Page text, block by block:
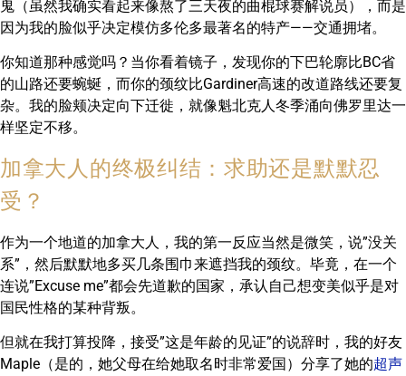
鬼（虽然我确实看起来像熬了三天夜的曲棍球赛解说员），而是
因为我的脸似乎决定模仿多伦多最著名的特产——交通拥堵。
你知道那种感觉吗？当你看着镜子，发现你的下巴轮廓比BC省
的山路还要蜿蜒，而你的颈纹比Gardiner高速的改道路线还要复
杂。我的脸颊决定向下迁徙，就像魁北克人冬季涌向佛罗里达一
样坚定不移。
加拿大人的终极纠结：求助还是默默忍
受？
作为一个地道的加拿大人，我的第一反应当然是微笑，说”没关
系”，然后默默地多买几条围巾来遮挡我的颈纹。毕竟，在一个
连说”Excuse me”都会先道歉的国家，承认自己想变美似乎是对
国民性格的某种背叛。
但就在我打算投降，接受”这是年龄的见证”的说辞时，我的好友
Maple（是的，她父母在给她取名时非常爱国）分享了她的超声